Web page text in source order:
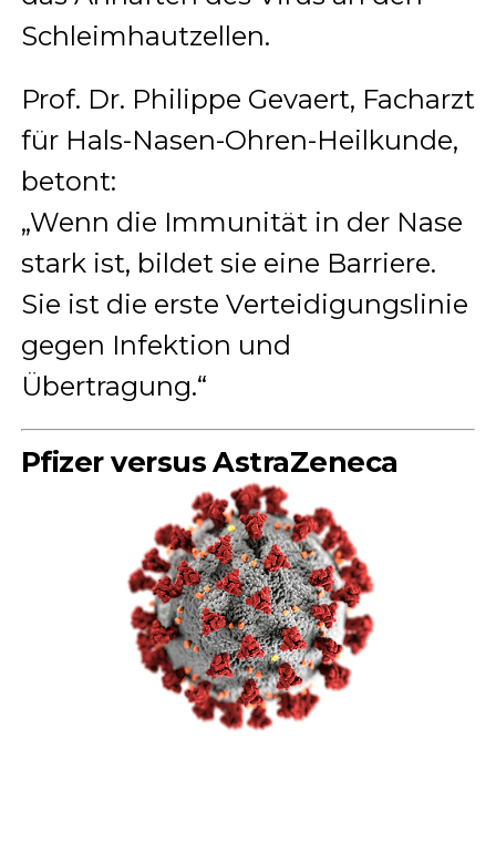
Schleimhautzellen.
Prof. Dr. Philippe Gevaert, Facharzt
für Hals-Nasen-Ohren-Heilkunde,
betont:
„Wenn die Immunität in der Nase
stark ist, bildet sie eine Barriere.
Sie ist die erste Verteidigungslinie
gegen Infektion und
Übertragung.“
Pfizer versus AstraZeneca